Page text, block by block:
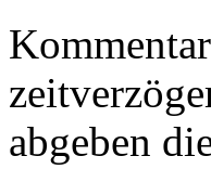
abgeben